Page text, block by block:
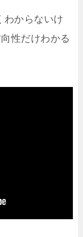
わからないけ
性だけわかる